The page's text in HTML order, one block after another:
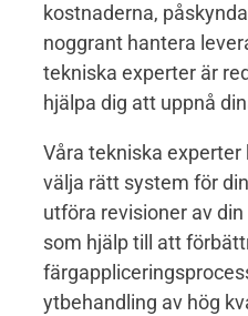
kostnaderna,
noggrant hantera
tekniska experter är
hjälpa dig att uppnå
Våra tekniska
välja rätt system för
utföra revisioner av
som hjälp till att
ytbehandling av hög